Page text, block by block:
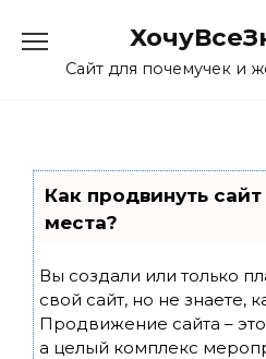
contentСайт для почемучек и
Как продвинуть
места?
Вы создали или только
свой сайт, но не знаете,
Продвижение сайта –
а целый комплекс